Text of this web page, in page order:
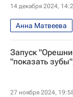
14 декабря 2024,
Анна Матвеева
Челябинск
Владимир
Запуск
"показать
27 ноября 2024,